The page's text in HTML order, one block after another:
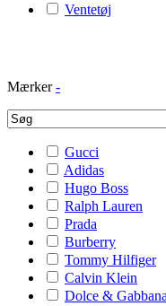
Ventetøj
Mærker -
Gucci
Adidas
Hugo Boss
Ralph Lauren
Prada
Burberry
Tommy Hilfiger
Calvin Klein
Dolce & Gabbana